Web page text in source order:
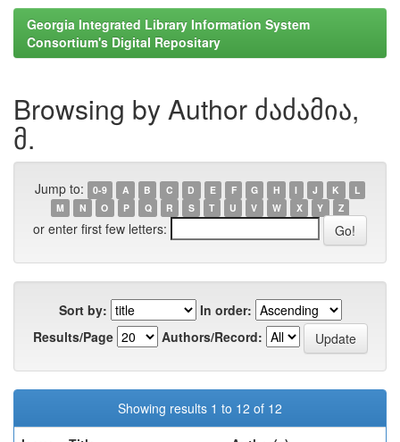
Georgia Integrated Library Information System
Consortium's Digital Repositary
Browsing by Author ძაძამია,
მ.
Jump to: 0-9 A B C D E F G H I J K
L
M
N O P Q R S T U V W X Y Z
or enter first few letters:
Sort by:
In order:
Results/Page
Authors/Record:
Showing results 1 to 12 of 12